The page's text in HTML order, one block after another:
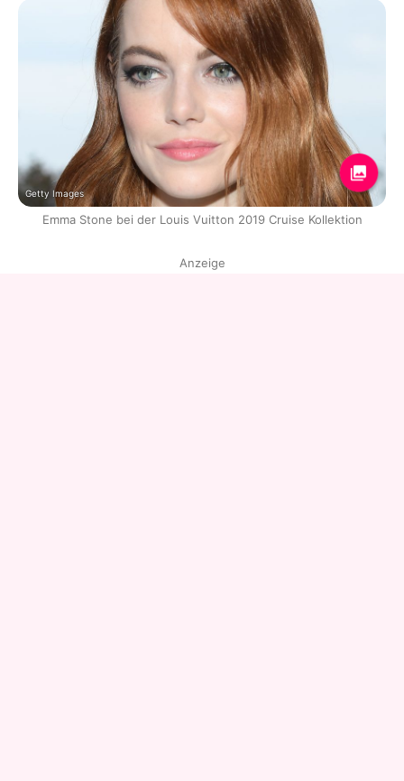
Getty Images
Emma Stone bei der Louis Vuitton 2019 Cruise Kollektion
Anzeige